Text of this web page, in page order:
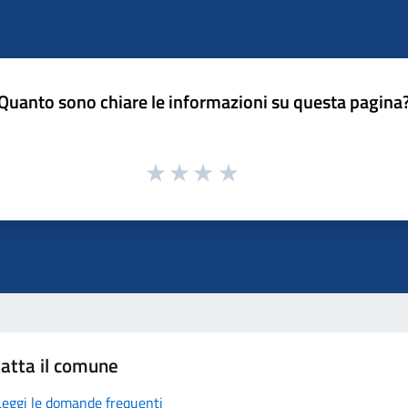
sono chiare le informazioni su questa
il comune
le domande frequenti